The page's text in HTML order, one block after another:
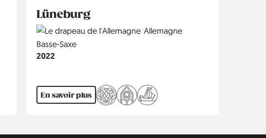
Lüneburg
Country
Allemagne
Région
Basse-Saxe
Année
2022
En savoir plus